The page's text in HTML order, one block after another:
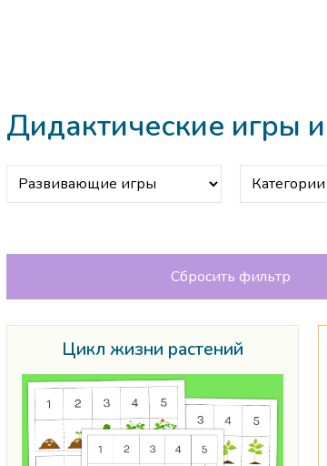
Дидактические игры
Сбросить фильтр
Цикл жизни растений